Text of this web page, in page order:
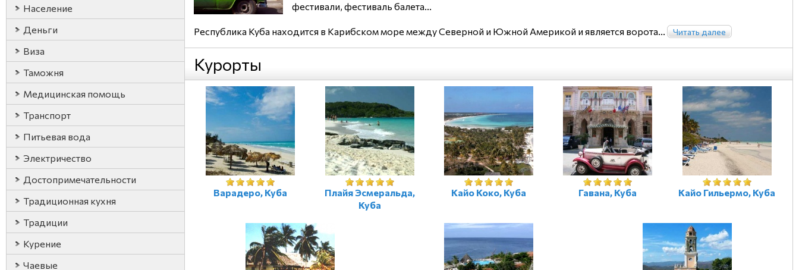
Население
Деньги
Виза
Таможня
Медицинская помощь
Транспорт
Питьевая вода
Электричество
Достопримечательности
Традиционная кухня
Традиции
Курение
Чаевые
фестивали, фестиваль балета...
Республика Куба находится в Карибском море между Северной и Южной Америкой и является ворота... Читать далее
Курорты
Варадеро, Куба
Плайя Эсмеральда,
Куба
Кайо Коко, Куба Гавана, Куба Кайо Гильермо, Куба